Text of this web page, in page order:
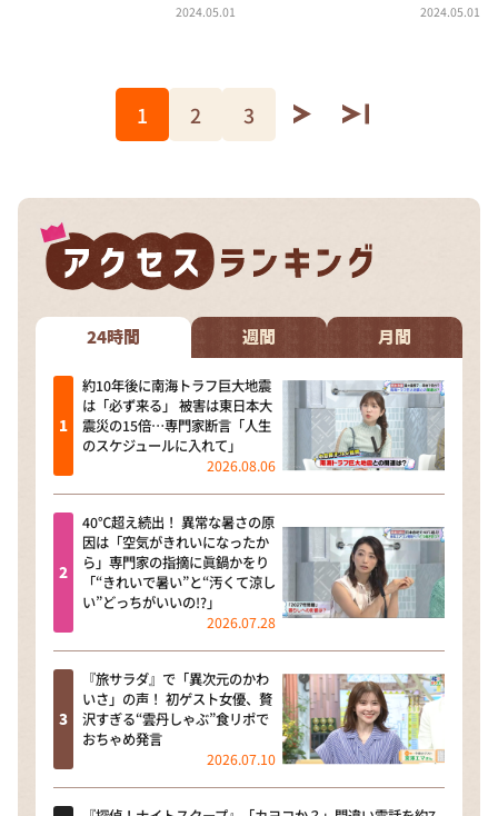
2024.05.01 2024.05.01
1 2 3
24時間 週間 月間
約10年後に南海トラフ巨大地震
は「必ず来る」 被害は東日本大
震災の15倍…専門家断言「人生
のスケジュールに入れて」
2026.08.06
40℃超え続出！ 異常な暑さの原
因は「空気がきれいになったか
ら」専門家の指摘に眞鍋かをり
「“きれいで暑い”と“汚くて涼し
い”どっちがいいの!?」
2026.07.28
『旅サラダ』で「異次元のかわ
いさ」の声！ 初ゲスト女優、贅
沢すぎる“雲丹しゃぶ”食リポで
おちゃめ発言
2026.07.10